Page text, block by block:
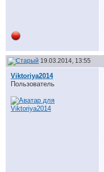
19.03.2014, 13:55
Viktoriya2014
Пользователь